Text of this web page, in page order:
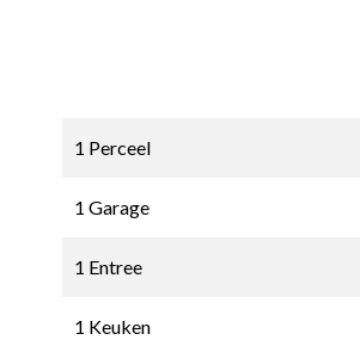
1 Perceel
1 Garage
1 Entree
1 Keuken